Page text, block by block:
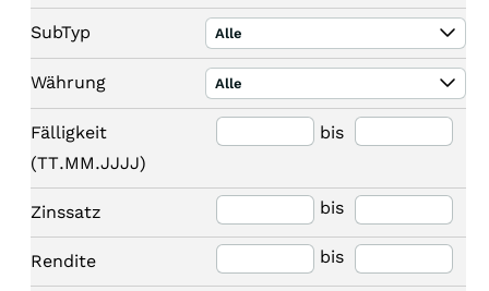
SubTyp Alle
Währung Alle
Fälligkeit
(TT.MM.JJJJ)
bis
Zinssatz bis
Rendite bis